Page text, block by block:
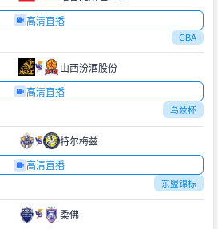
高清直播
CBA
山西汾酒股份
高清直播
乌兹杯
特尔梅兹
高清直播
东盟锦标
柔佛